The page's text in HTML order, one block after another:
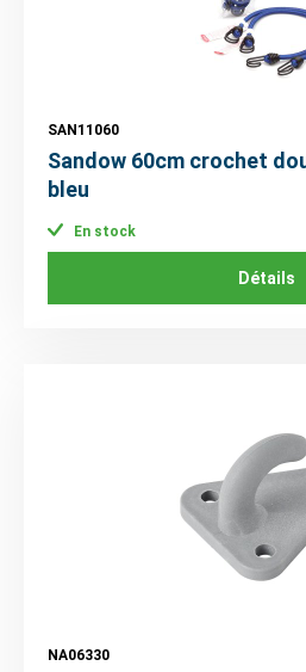
SAN11060
Sandow 60cm crochet
bleu
En stock
Détails
NA06330